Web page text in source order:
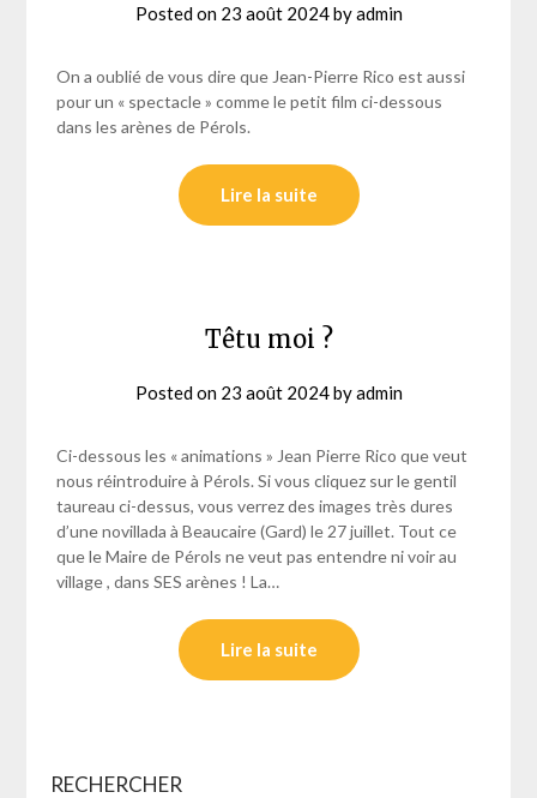
Posted on 23 août 2024byadmin
On a oublié de vous dire que Jean-Pierre Rico est aussi
pour un « spectacle » comme le petit film ci-dessous
dans les arènes de Pérols.
Lire la suite
Têtu moi ?
Posted on 23 août 2024byadmin
Ci-dessous les « animations » Jean Pierre Rico que veut
nous réintroduire à Pérols. Si vous cliquez sur le gentil
taureau ci-dessus, vous verrez des images très dures
d’une novillada à Beaucaire (Gard) le 27 juillet. Tout ce
que le Maire de Pérols ne veut pas entendre ni voir au
village , dans SES arènes ! La…
Lire la suite
RECHERCHER